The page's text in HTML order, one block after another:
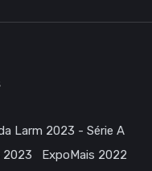
Larm 2023 - Série A
2023
ExpoMais 2022